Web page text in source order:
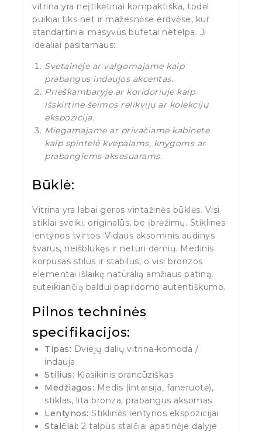
vitrina yra neįtikėtinai kompaktiška, todėl
puikiai tiks net ir mažesnėse erdvėse, kur
standartiniai masyvūs bufetai netelpa. Ji
idealiai pasitarnaus:
Svetainėje ar valgomajame kaip
prabangus indaujos akcentas.
Prieškambaryje ar koridoriuje kaip
išskirtinė šeimos relikvijų ar kolekcijų
ekspozicija.
Miegamajame ar privačiame kabinete
kaip spintelė kvepalams, knygoms ar
prabangiems aksesuarams.
Būklė:
Vitrina yra labai geros vintažinės būklės. Visi
stiklai sveiki, originalūs, be įbrėžimų. Stiklinės
lentynos tvirtos. Vidaus aksominis audinys
švarus, neišblukęs ir neturi dėmių. Medinis
korpusas stilus ir stabilus, o visi bronzos
elementai išlaikę natūralią amžiaus patiną,
suteikiančią baldui papildomo autentiškumo.
Pilnos techninės
specifikacijos:
Tipas: Dviejų dalių vitrina-komoda /
indauja
Stilius: Klasikinis prancūziškas
Medžiagos: Medis (intarsija, faneruotė),
stiklas, lita bronza, prabangus aksomas
Lentynos: Stiklinės lentynos ekspozicijai
Stalčiai: 2 talpūs stalčiai apatinėje dalyje